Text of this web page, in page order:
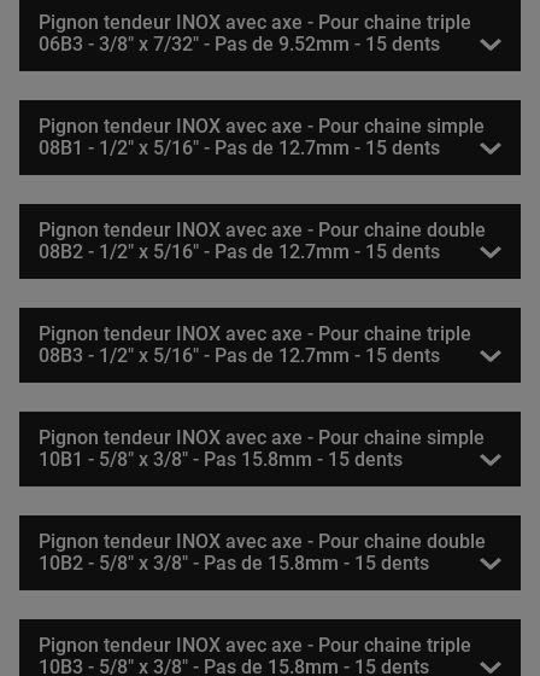
Pignon tendeur INOX avec axe - Pour chaine triple
06B3 - 3/8" x 7/32" - Pas de 9.52mm - 15 dents
Pignon tendeur INOX avec axe - Pour chaine simple
08B1 - 1/2" x 5/16" - Pas de 12.7mm - 15 dents
Pignon tendeur INOX avec axe - Pour chaine double
08B2 - 1/2" x 5/16" - Pas de 12.7mm - 15 dents
Pignon tendeur INOX avec axe - Pour chaine triple
08B3 - 1/2" x 5/16" - Pas de 12.7mm - 15 dents
Pignon tendeur INOX avec axe - Pour chaine simple
10B1 - 5/8" x 3/8" - Pas 15.8mm - 15 dents
Pignon tendeur INOX avec axe - Pour chaine double
10B2 - 5/8" x 3/8" - Pas de 15.8mm - 15 dents
Pignon tendeur INOX avec axe - Pour chaine triple
10B3 - 5/8" x 3/8" - Pas de 15.8mm - 15 dents